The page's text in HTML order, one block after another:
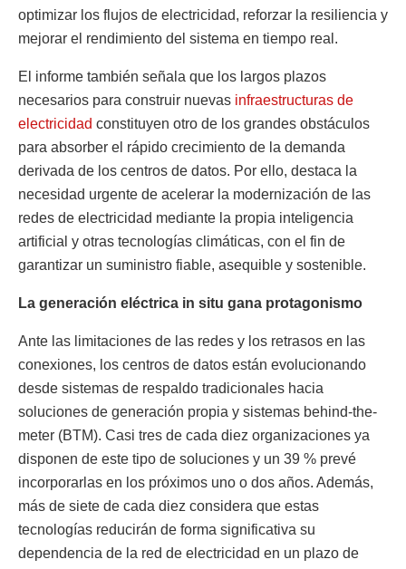
optimizar los flujos de electricidad, reforzar la resiliencia y
mejorar el rendimiento del sistema en tiempo real.
El informe también señala que los largos plazos
necesarios para construir nuevas infraestructuras de
electricidad constituyen otro de los grandes obstáculos
para absorber el rápido crecimiento de la demanda
derivada de los centros de datos. Por ello, destaca la
necesidad urgente de acelerar la modernización de las
redes de electricidad mediante la propia inteligencia
artificial y otras tecnologías climáticas, con el fin de
garantizar un suministro fiable, asequible y sostenible.
La generación eléctrica in situ gana protagonismo
Ante las limitaciones de las redes y los retrasos en las
conexiones, los centros de datos están evolucionando
desde sistemas de respaldo tradicionales hacia
soluciones de generación propia y sistemas behind-the-
meter (BTM). Casi tres de cada diez organizaciones ya
disponen de este tipo de soluciones y un 39 % prevé
incorporarlas en los próximos uno o dos años. Además,
más de siete de cada diez considera que estas
tecnologías reducirán de forma significativa su
dependencia de la red de electricidad en un plazo de